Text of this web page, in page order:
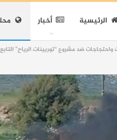
الرئيسية أخبار
واحتجاجات ضد مشروع “توربينات الرياح”